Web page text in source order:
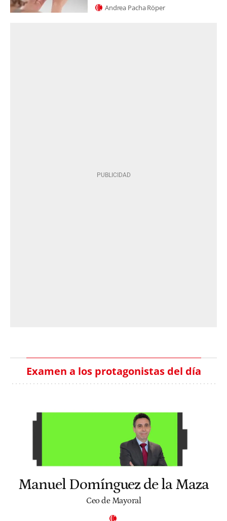
Andrea Pacha Röper
Examen a los protagonistas del día
Manuel Domínguez de la Maza
Ceo de Mayoral